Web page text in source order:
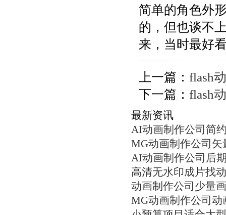
简单的角色外
的，但也谈不
来，当时最好
上一篇： flash
下一篇： flash
最新资讯
AI动画制作公司简
MG动画制作公司
AI动画制作公司后
高清无水印成片找
动画制作公司少量
MG动画制作公司